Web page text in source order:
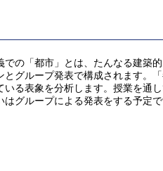
の「都市」とは、たんなる建築
グループ発表で構成されます。
る表象を分析します。授業を通
グループによる発表をする予定で